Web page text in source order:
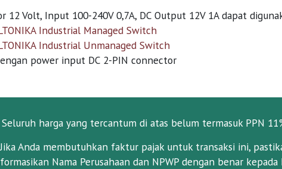
12 Volt, Input 100-240V 0,7A, DC Output 12V 1A dapat
Industrial Managed Switch
Industrial Unmanaged Switch
power input DC 2-PIN connector
Seluruh harga yang tercantum di atas belum termasuk PPN
Jika Anda membutuhkan faktur pajak untuk transaksi ini,
Nama Perusahaan dan NPWP dengan benar